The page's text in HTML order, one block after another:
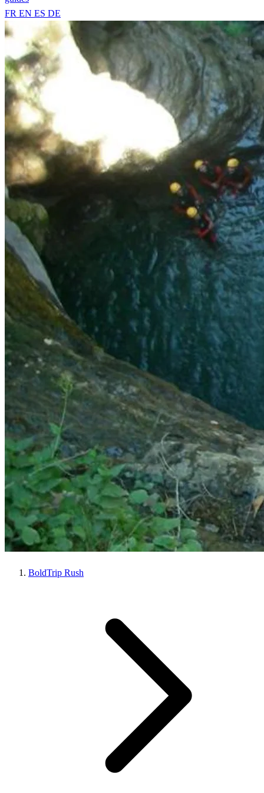
FR EN ES DE
BoldTrip Rush